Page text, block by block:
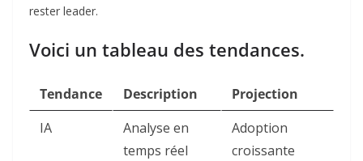
rester leader.
Voici un tableau des tendances.
Tendance Description
Projection
IA
Analyse en
temps réel
Adoption
croissante